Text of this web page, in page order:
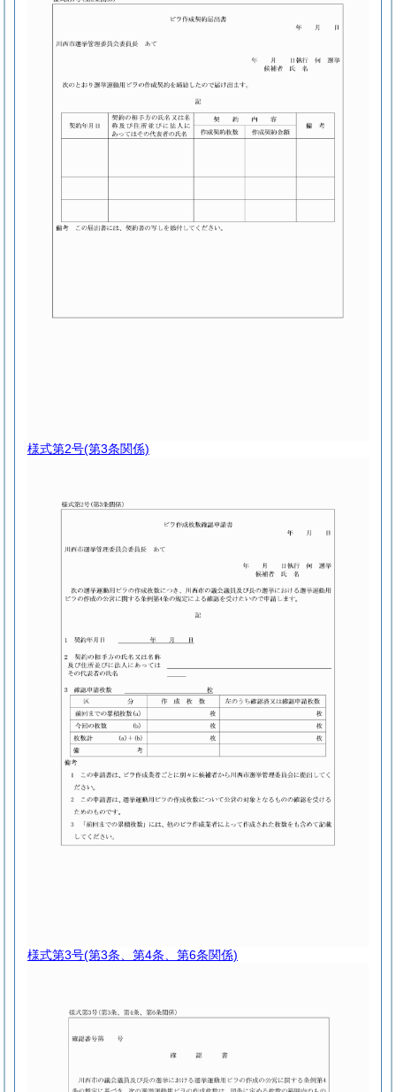
様式第2号(第3条関係)
様式第3号(第3条、第4条、第6条関係)